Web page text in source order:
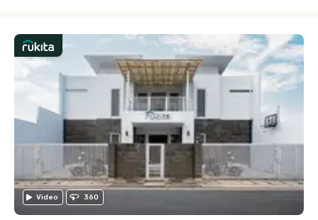
Video 360